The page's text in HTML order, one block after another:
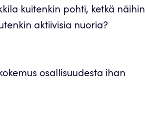
kuitenkin pohti, ketkä näihin
aktiivisia nuoria?
osallisuudesta ihan